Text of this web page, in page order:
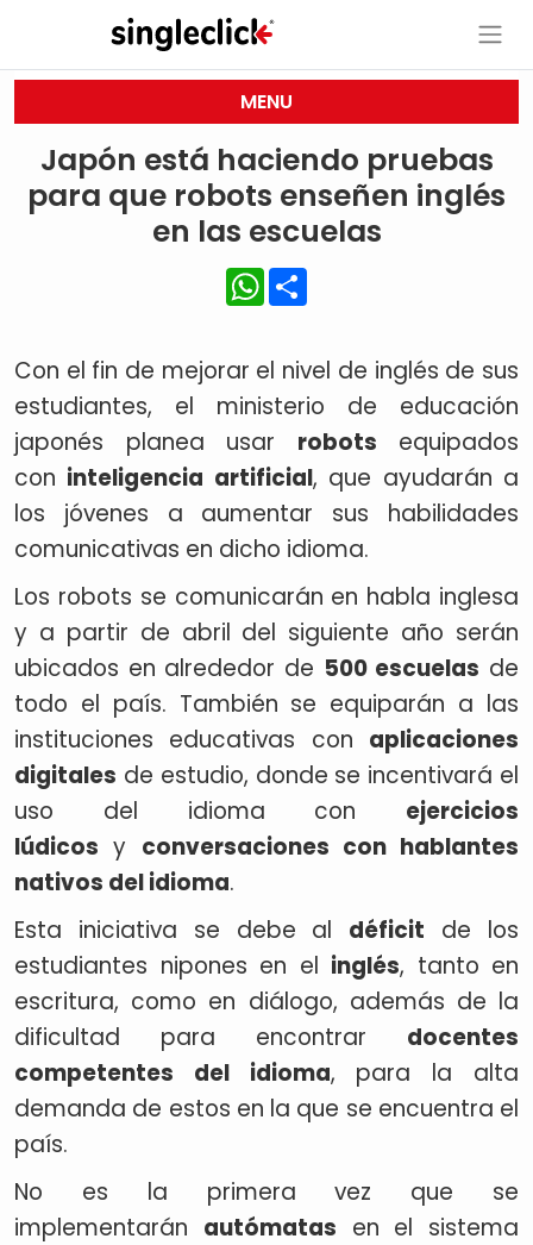
MENU
Japón está haciendo pruebas
para que robots enseñen inglés
en las escuelas
WhatsApp
Con el fin de mejorar el nivel de inglés de sus
estudiantes, el ministerio de educación
japonés planea usar robots equipados
con inteligencia artificial, que ayudarán a
los jóvenes a aumentar sus habilidades
comunicativas en dicho idioma.
Los robots se comunicarán en habla inglesa
y a partir de abril del siguiente año serán
ubicados en alrededor de 500 escuelas de
todo el país. También se equiparán a las
instituciones educativas con aplicaciones
digitales de estudio, donde se incentivará el
uso del idioma con ejercicios
lúdicos y conversaciones con hablantes
nativos del idioma.
Esta iniciativa se debe al déficit de los
estudiantes nipones en el inglés, tanto en
escritura, como en diálogo, además de la
dificultad para encontrar docentes
competentes del idioma, para la alta
demanda de estos en la que se encuentra el
país.
No es la primera vez que se
implementarán autómatas en el sistema